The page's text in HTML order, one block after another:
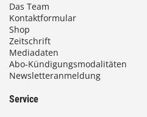
Das Team
Kontaktformular
Shop
Zeitschrift
Mediadaten
Abo-Kündigungsmodalitäten
Newsletteranmeldung
Service